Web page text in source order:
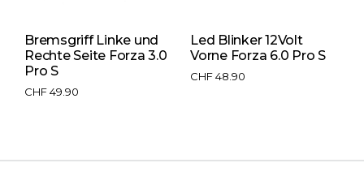
Bremsgriff Linke und
Rechte Seite Forza 3.0
Pro S
CHF49.90
Led Blinker 12Volt
Vorne Forza 6.0 Pro S
CHF48.90